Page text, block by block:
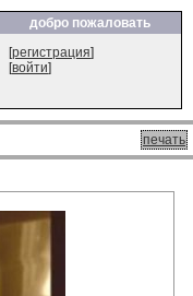
добро пожаловать
[регистрация]
[войти]
печать